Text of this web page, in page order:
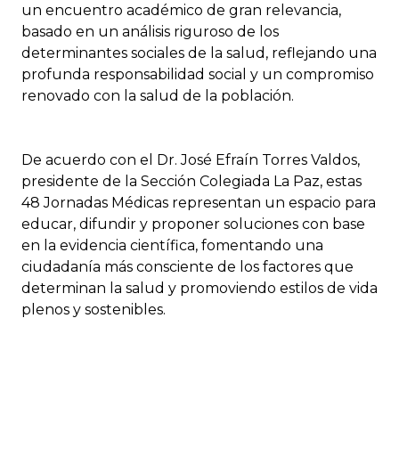
un encuentro académico de gran relevancia,
basado en un análisis riguroso de los
determinantes sociales de la salud, reflejando una
profunda responsabilidad social y un compromiso
renovado con la salud de la población.
De acuerdo con el Dr. José Efraín Torres Valdos,
presidente de la Sección Colegiada La Paz, estas
48 Jornadas Médicas representan un espacio para
educar, difundir y proponer soluciones con base
en la evidencia científica, fomentando una
ciudadanía más consciente de los factores que
determinan la salud y promoviendo estilos de vida
plenos y sostenibles.